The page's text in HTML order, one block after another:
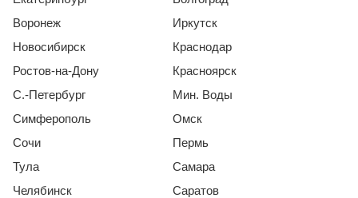
Воронеж
Новосибирск
Ростов-на-Дону
С.-Петербург
Симферополь
Сочи
Тула
Челябинск
Иркутск
Краснодар
Красноярск
Мин. Воды
Омск
Пермь
Самара
Саратов